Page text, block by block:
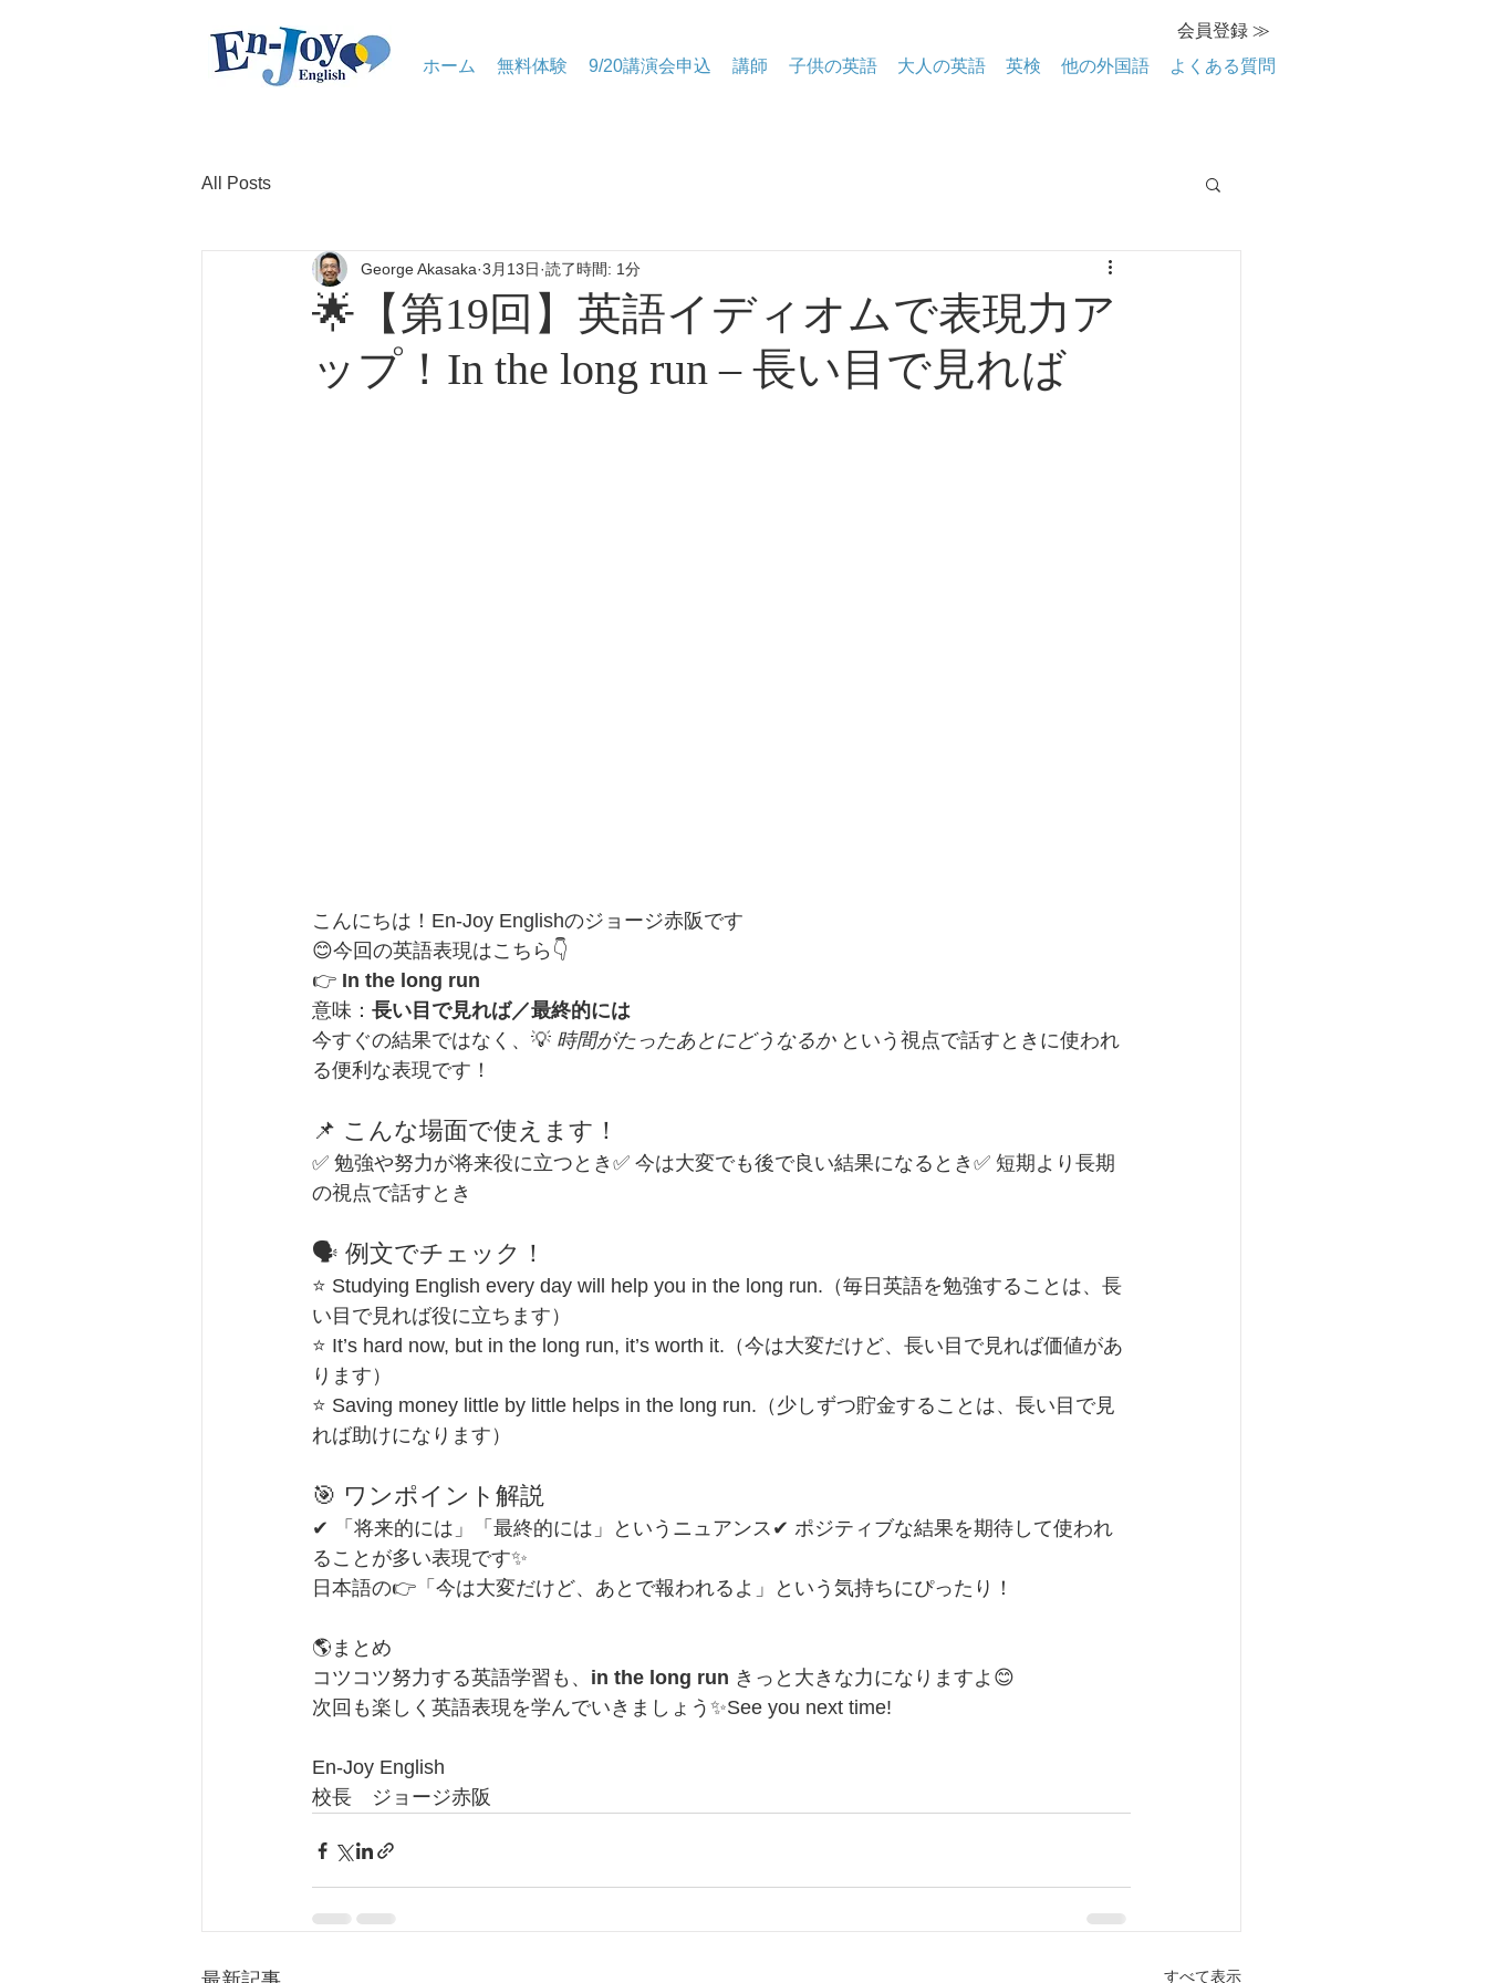
ホーム 無料体験 9/20講演会申込 講師 子供の英語 大人の英語 英検 他の外国語 よくある質問
会員登録 ≫
All Posts
🌟【第19回】英語イディオムで表現力ア
ップ！In the long run – 長い目で見れば
George Akasaka 3月13日 読了時間: 1分
こんにちは！En-Joy Englishのジョージ赤阪です
😊今回の英語表現はこちら👇
👉 In the long run
意味： 長い目で見れば／最終的には
今すぐの結果ではなく、💡 時間がたったあとにどうなるか という視点で話すときに使われ
る便利な表現です！
📌 こんな場面で使えます！
✅ 勉強や努力が将来役に立つとき✅ 今は大変でも後で良い結果になるとき✅ 短期より長期
の視点で話すとき
🗣 例文でチェック！
⭐ Studying English every day will help you in the long run.（毎日英語を勉強することは、長
い目で見れば役に立ちます）
⭐ It’s hard now, but in the long run, it’s worth it.（今は大変だけど、長い目で見れば価値があ
ります）
⭐ Saving money little by little helps in the long run.（少しずつ貯金することは、長い目で見
れば助けになります）
🎯 ワンポイント解説
✔ 「将来的には」「最終的には」というニュアンス✔ ポジティブな結果を期待して使われ
ることが多い表現です✨
日本語の👉「今は大変だけど、あとで報われるよ」という気持ちにぴったり！
🌎まとめ
コツコツ努力する英語学習も、 in the long run きっと大きな力になりますよ😊
次回も楽しく英語表現を学んでいきましょう✨See you next time!
En-Joy English
校長　ジョージ赤阪
すべて表示